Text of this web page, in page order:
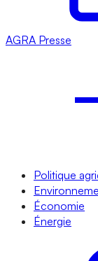
AGRA Presse
Politique
Économie
Énergie